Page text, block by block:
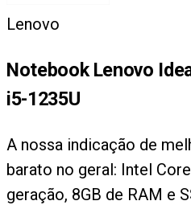
Lenovo
Notebook Lenovo
i5-1235U
A nossa indicação de
barato no geral: Intel
geração, 8GB de RAM e